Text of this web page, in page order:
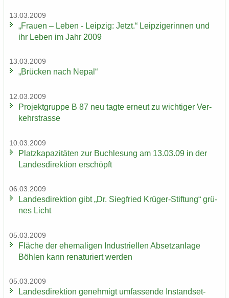
13.03.2009
„Frau­en – Leben - Leip­zig: Jetzt.“ Leip­zi­ge­rin­nen und
ihr Leben im Jahr 2009
13.03.2009
„Brü­cken nach Nepal“
12.03.2009
Pro­jekt­grup­pe B 87 neu tagte er­neut zu wich­ti­ger Ver­
kehrs­tras­se
10.03.2009
Platz­ka­pa­zi­tä­ten zur Buch­le­sung am 13.03.09 in der
Lan­des­di­rek­ti­on er­schöpft
06.03.2009
Lan­des­di­rek­ti­on gibt „Dr. Sieg­fried Krüger-​Stiftung“ grü­
nes Licht
05.03.2009
Flä­che der ehe­ma­li­gen In­dus­tri­el­len Ab­setz­an­la­ge
Böh­len kann re­na­tu­riert wer­den
05.03.2009
Lan­des­di­rek­ti­on ge­neh­migt um­fas­sen­de In­stand­set­